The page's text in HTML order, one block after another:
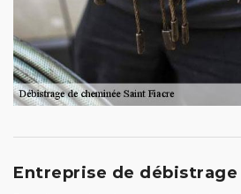
Entreprise de